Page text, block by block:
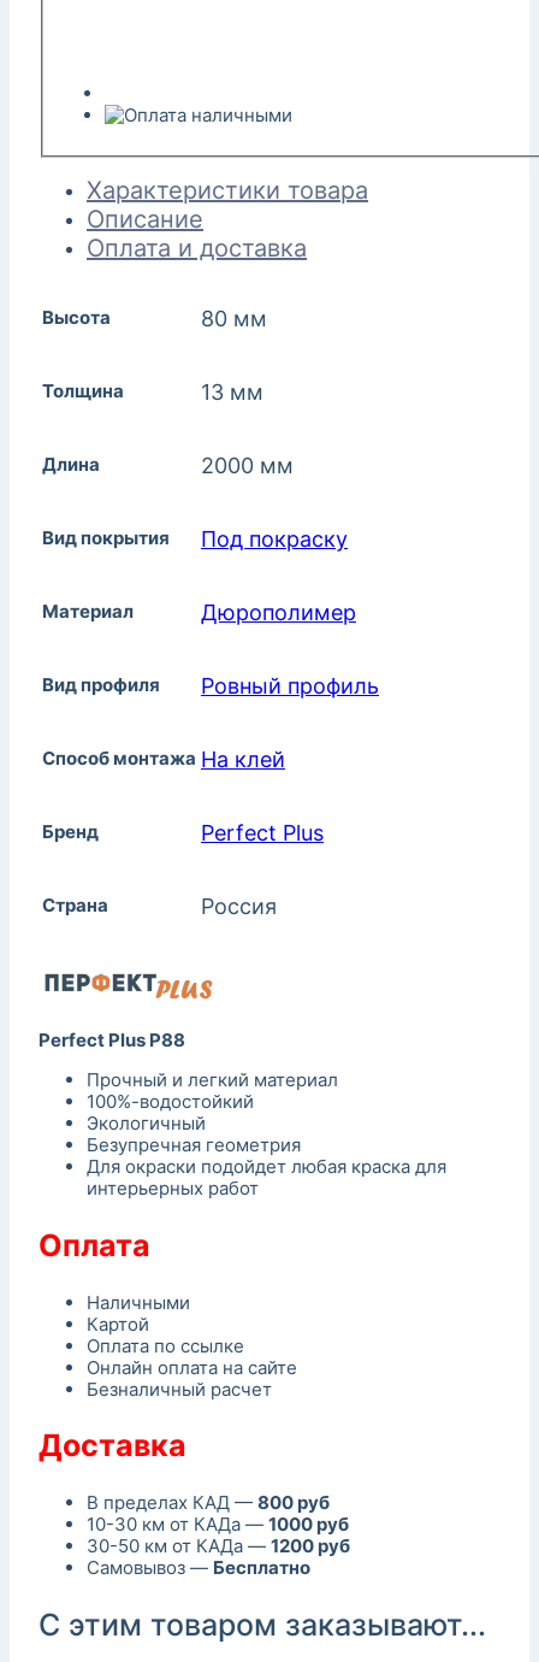
Характеристики товара
Описание
Оплата и доставка
Высота 80 мм
Толщина 13 мм
Длина 2000 мм
Вид покрытия Под покраску
Материал Дюрополимер
Вид профиля Ровный профиль
Способ монтажа На клей
Бренд Perfect Plus
Страна Россия
Perfect Plus P88
Прочный и легкий материал
100%-водостойкий
Экологичный
Безупречная геометрия
Для окраски подойдет любая краска для
интерьерных работ
Оплата
Наличными
Картой
Оплата по ссылке
Онлайн оплата на сайте
Безналичный расчет
Доставка
В пределах КАД — 800 руб
10-30 км от КАДа — 1000 руб
30-50 км от КАДа — 1200 руб
Самовывоз — Бесплатно
С этим товаром заказывают...